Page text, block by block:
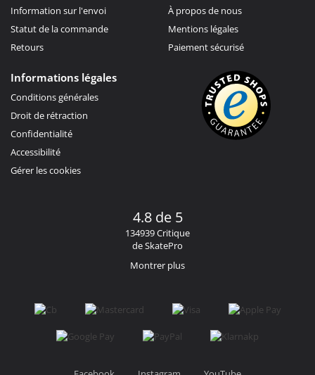
Information sur l'envoi
Statut de la commande
Retours
À propos de nous
Mentions légales
Paiement sécurisé
Informations légales
Conditions générales
Droit de rétraction
Confidentialité
Accessibilité
Gérer les cookies
4.8 de 5
134939 Critique
de SkatePro
Montrer plus